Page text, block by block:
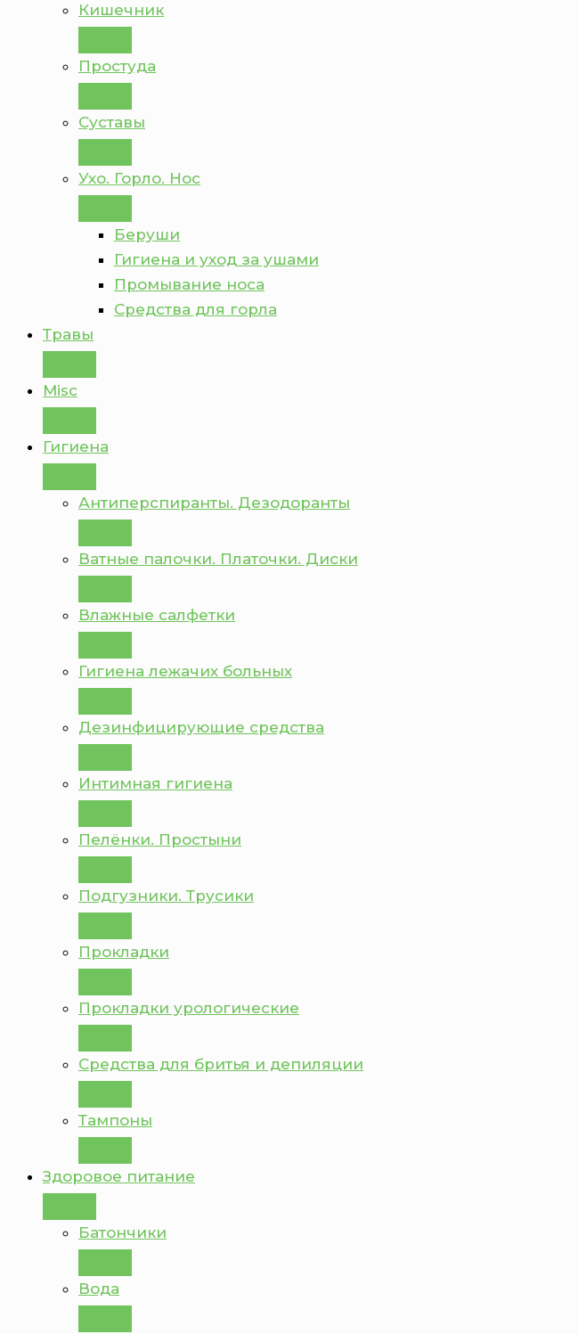
Кишечник
Простуда
Суставы
Ухо. Горло. Нос
Беруши
Гигиена и уход за ушами
Промывание носа
Средства для горла
Травы
Misc
Гигиена
Антиперспиранты. Дезодоранты
Ватные палочки. Платочки. Диски
Влажные салфетки
Гигиена лежачих больных
Дезинфицирующие средства
Интимная гигиена
Пелёнки. Простыни
Подгузники. Трусики
Прокладки
Прокладки урологические
Средства для бритья и депиляции
Тампоны
Здоровое питание
Батончики
Вода